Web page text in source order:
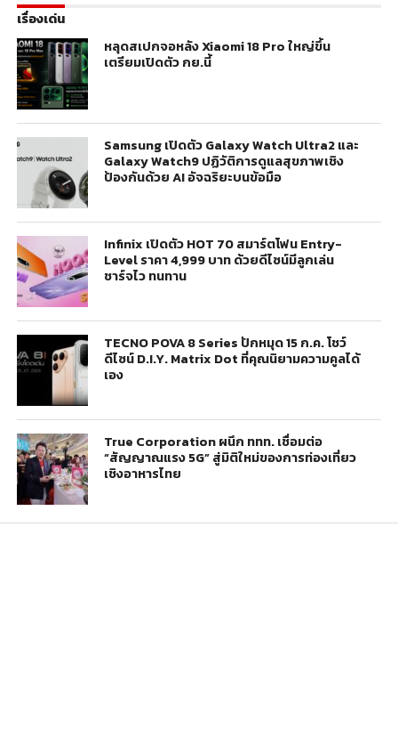
เรื่องเด่น
หลุดสเปกจอหลัง Xiaomi 18 Pro ใหญ่ขึ้น
เตรียมเปิดตัว กย.นี้
Samsung เปิดตัว Galaxy Watch Ultra2 และ
Galaxy Watch9 ปฏิวัติการดูแลสุขภาพเชิง
ป้องกันด้วย AI อัจฉริยะบนข้อมือ
Infinix เปิดตัว HOT 70 สมาร์ตโฟน Entry-
Level ราคา 4,999 บาท ด้วยดีไซน์มีลูกเล่น
ชาร์จไว ทนทาน
TECNO POVA 8 Series ปักหมุด 15 ก.ค. โชว์
ดีไซน์ D.I.Y. Matrix Dot ที่คุณนิยามความคูลได้
เอง
True Corporation ผนึก ททท. เชื่อมต่อ
“สัญญาณแรง 5G” สู่มิติใหม่ของการท่องเที่ยว
เชิงอาหารไทย